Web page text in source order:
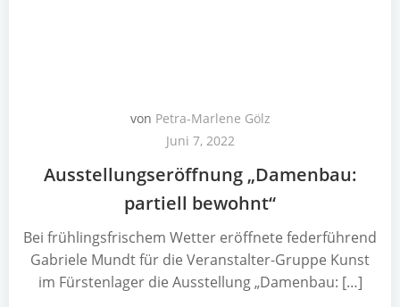
von Petra-Marlene Gölz
Juni 7, 2022
Ausstellungseröffnung „Damenbau:
partiell bewohnt“
Bei frühlingsfrischem Wetter eröffnete federführend
Gabriele Mundt für die Veranstalter-Gruppe Kunst
im Fürstenlager die Ausstellung „Damenbau: […]